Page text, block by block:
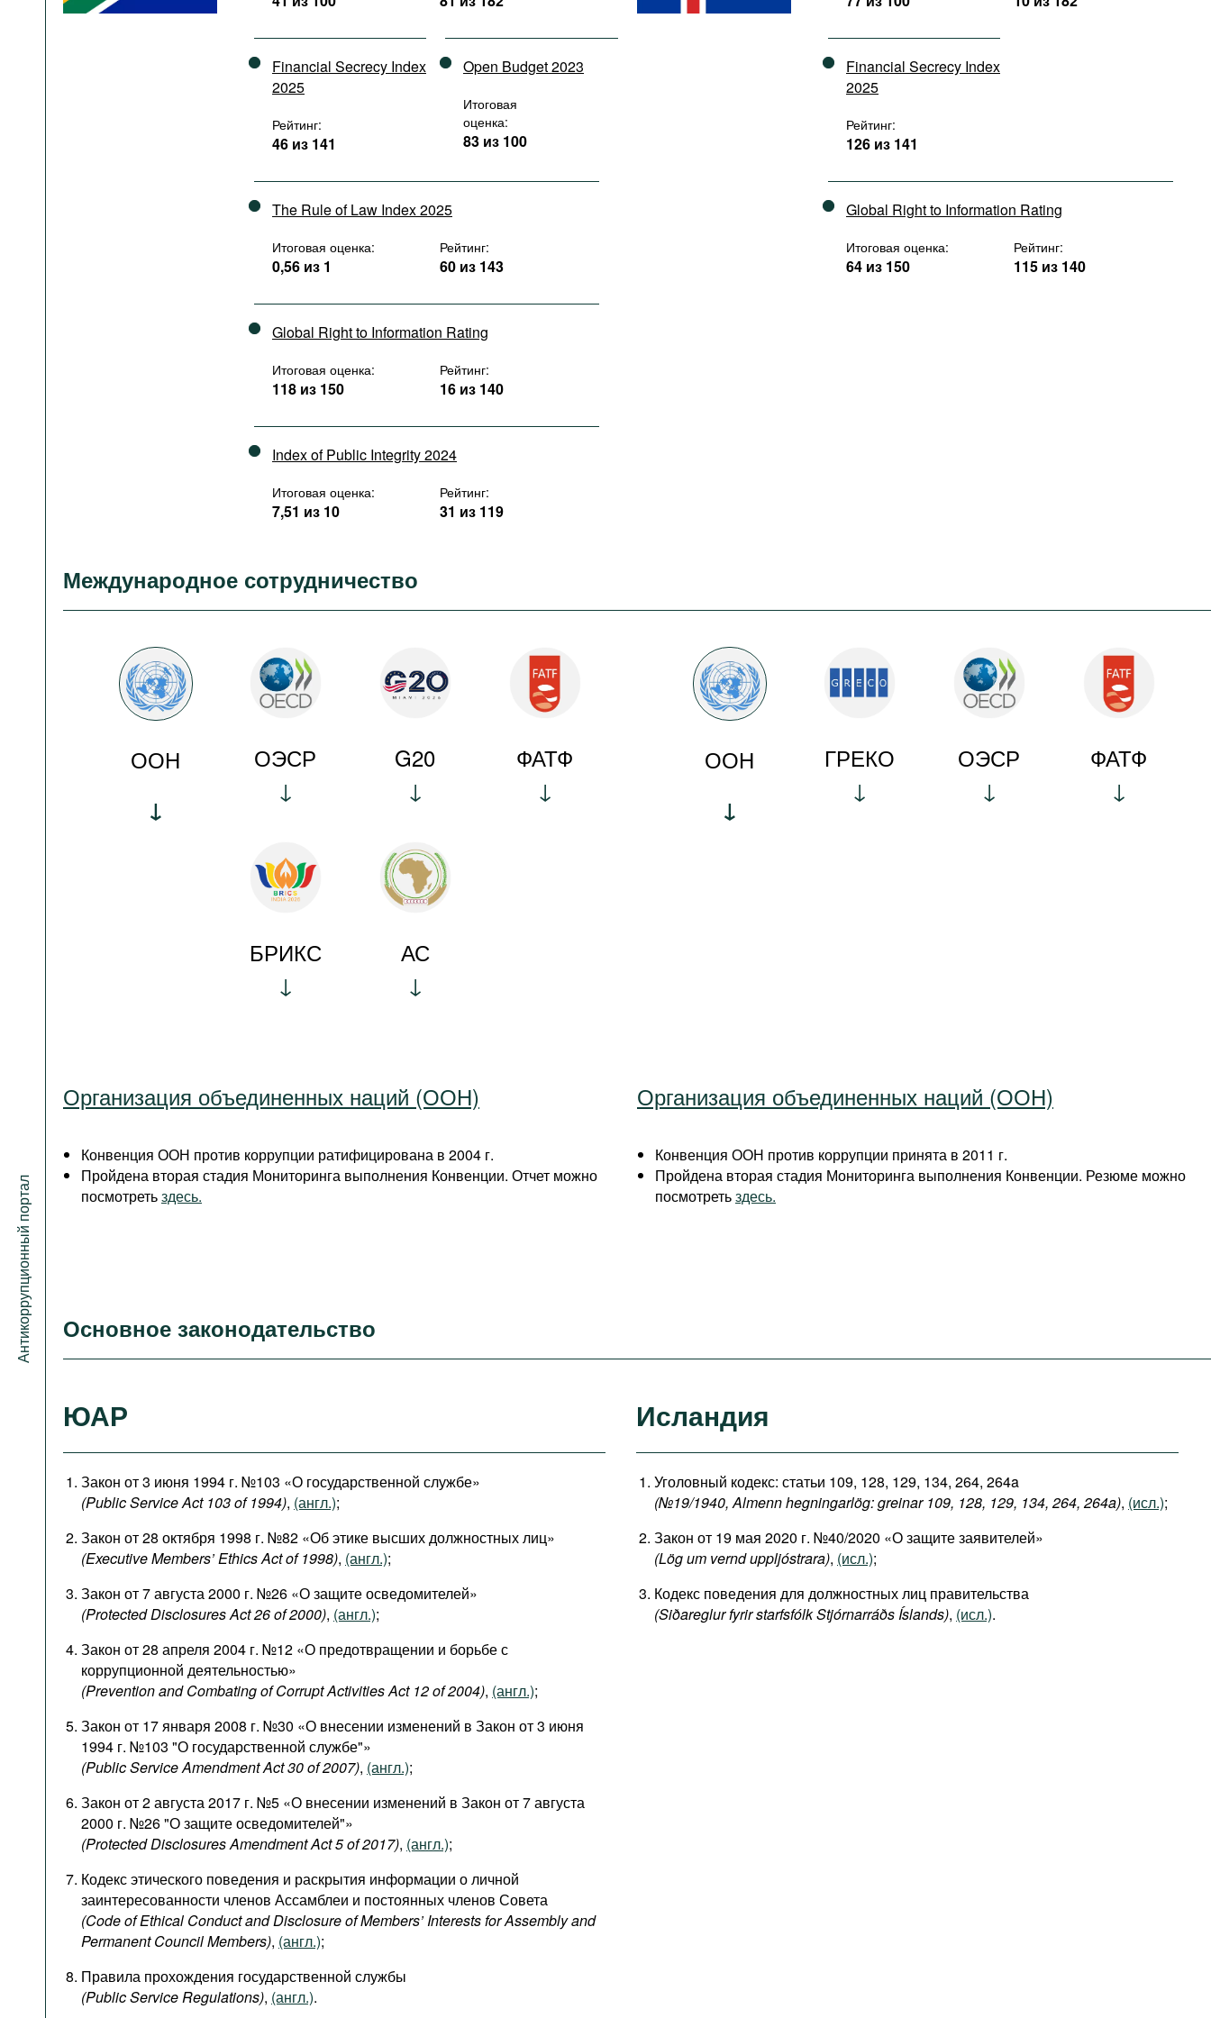
Антикоррупционный портал
Financial Secrecy Index
2025
Рейтинг:
46 из 141
Open Budget 2023
Итоговая
оценка:
83 из 100
The Rule of Law Index 2025
Итоговая оценка:
0,56 из 1
Рейтинг:
60 из 143
Global Right to Information Rating
Итоговая оценка:
118 из 150
Рейтинг:
16 из 140
Index of Public Integrity 2024
Итоговая оценка:
7,51 из 10
Рейтинг:
31 из 119
Financial Secrecy Index
2025
Рейтинг:
126 из 141
Global Right to Information Rating
Итоговая оценка:
64 из 150
Рейтинг:
115 из 140
Международное сотрудничество
ООН ОЭСР G20 ФАТФ
БРИКС АС
ООН ГРЕКО ОЭСР ФАТФ
Организация объединенных наций (ООН)
Конвенция ООН против коррупции ратифицирована в 2004 г.
Пройдена вторая стадия Мониторинга выполнения Конвенции. Отчет можно
посмотретьздесь.
Организация объединенных наций (ООН)
Конвенция ООН против коррупции принята в 2011 г.
Пройдена вторая стадия Мониторинга выполнения Конвенции. Резюме можно
посмотретьздесь.
Основное законодательство
ЮАР
Закон от 3 июня 1994 г. №103 «О государственной службе»
(Public Service Act 103 of 1994), (англ.);
Закон от 28 октября 1998 г. №82 «Об этике высших должностных лиц»
(Executive Members’ Ethics Act of 1998), (англ.);
Закон от 7 августа 2000 г. №26 «О защите осведомителей»
(Protected Disclosures Act 26 of 2000), (англ.);
Закон от 28 апреля 2004 г. №12 «О предотвращении и борьбе с
коррупционной деятельностью»
(Prevention and Combating of Corrupt Activities Act 12 of 2004), (англ.);
Закон от 17 января 2008 г. №30 «О внесении изменений в Закон от 3 июня
1994 г. №103 "О государственной службе"»
(Public Service Amendment Act 30 of 2007), (англ.);
Закон от 2 августа 2017 г. №5 «О внесении изменений в Закон от 7 августа
2000 г. №26 "О защите осведомителей"»
(Protected Disclosures Amendment Act 5 of 2017), (англ.);
Кодекс этического поведения и раскрытия информации о личной
заинтересованности членов Ассамблеи и постоянных членов Совета
(Code of Ethical Conduct and Disclosure of Members’ Interests for Assembly and
Permanent Council Members), (англ.);
Правила прохождения государственной службы
(Public Service Regulations), (англ.).
Исландия
Уголовный кодекс: статьи 109, 128, 129, 134, 264, 264a
(№19/1940, Almenn hegningarlög: greinar 109, 128, 129, 134, 264, 264a), (исл.);
Закон от 19 мая 2020 г. №40/2020 «О защите заявителей»
(Lög um vernd uppljóstrara), (исл.);
Кодекс поведения для должностных лиц правительства
(Siðareglur fyrir starfsfólk Stjórnarráðs Íslands), (исл.).